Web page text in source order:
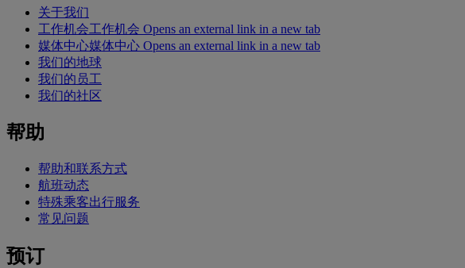
关于我们
工作机会工作机会 Opens an external link in a new tab
媒体中心媒体中心 Opens an external link in a new tab
我们的地球
我们的员工
我们的社区
帮助
帮助和联系方式
航班动态
特殊乘客出行服务
常见问题
预订